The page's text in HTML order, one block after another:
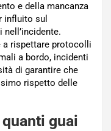
e della mancanza
influito sul
a rispettare protocolli
a bordo, incidenti
di garantire che
rispetto delle
guai